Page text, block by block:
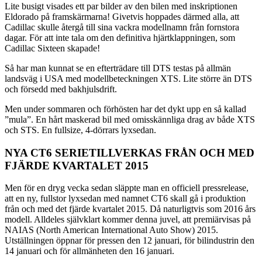
Lite busigt visades ett par bilder av den bilen med inskriptionen
Eldorado på framskärmarna! Givetvis hoppades därmed alla, att
Cadillac skulle återgå till sina vackra modellnamn från fornstora
dagar. För att inte tala om den definitiva hjärtklappningen, som
Cadillac Sixteen skapade!
Så har man kunnat se en efterträdare till DTS testas på allmän
landsväg i USA med modellbeteckningen XTS. Lite större än DTS
och försedd med bakhjulsdrift.
Men under sommaren och förhösten har det dykt upp en så kallad
”mula”. En hårt maskerad bil med omisskännliga drag av både XTS
och STS. En fullsize, 4-dörrars lyxsedan.
NYA CT6 SERIETILLVERKAS FRÅN OCH MED
FJÄRDE KVARTALET 2015
Men för en dryg vecka sedan släppte man en officiell pressrelease,
att en ny, fullstor lyxsedan med namnet CT6 skall gå i produktion
från och med det fjärde kvartalet 2015. Då naturligtvis som 2016 års
modell. Alldeles självklart kommer denna juvel, att premiärvisas på
NAIAS (North American International Auto Show) 2015.
Utställningen öppnar för pressen den 12 januari, för bilindustrin den
14 januari och för allmänheten den 16 januari.